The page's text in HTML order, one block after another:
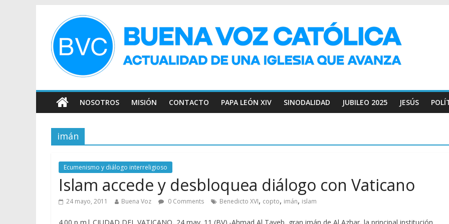
NOSOTROS MISIÓN CONTACTO PAPA LEÓN XIV SINODALIDAD JUBILEO 2025 JESÚS
imán
Ecumenismo y diálogo interreligioso
Islam accede y desbloquea diálogo con Vaticano
24 mayo, 2011 Buena Voz 0 Comments Benedicto XVI, copto, imán, islam